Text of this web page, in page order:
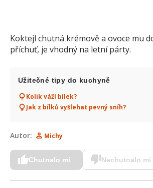
Koktejl chutná krémově a ovoce mu
příchuť, je vhodný na letní párty.
Užitečné tipy do kuchyně
Kolik váží bílek?
Jak z bílků vyšlehat pevný sníh?
Autor: Michy
Chutnalo mi Nechutnalo mi